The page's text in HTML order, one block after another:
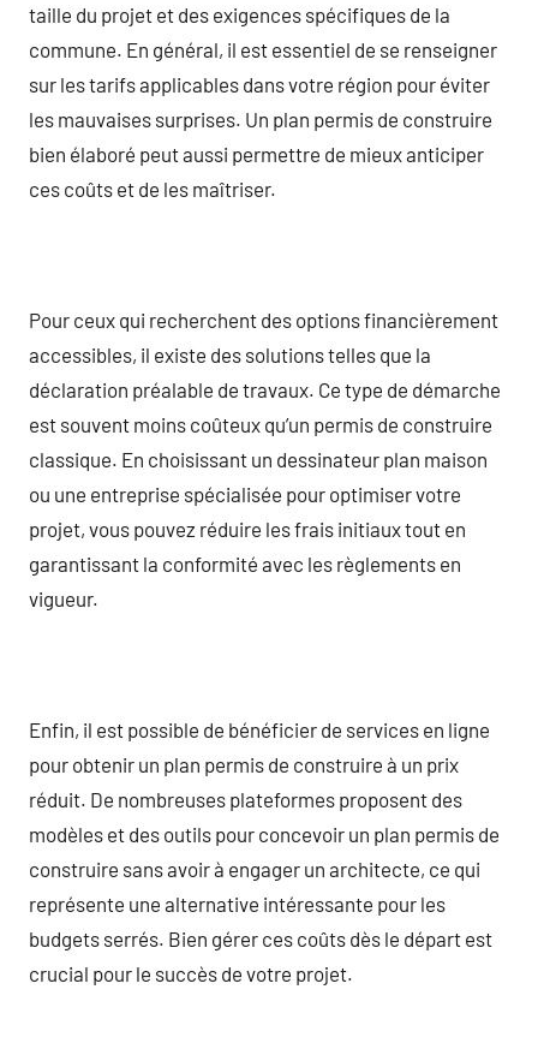
taille du projet et des exigences spécifiques de la
commune. En général, il est essentiel de se renseigner
sur les tarifs applicables dans votre région pour éviter
les mauvaises surprises. Un plan permis de construire
bien élaboré peut aussi permettre de mieux anticiper
ces coûts et de les maîtriser.
Pour ceux qui recherchent des options financièrement
accessibles, il existe des solutions telles que la
déclaration préalable de travaux. Ce type de démarche
est souvent moins coûteux qu’un permis de construire
classique. En choisissant un dessinateur plan maison
ou une entreprise spécialisée pour optimiser votre
projet, vous pouvez réduire les frais initiaux tout en
garantissant la conformité avec les règlements en
vigueur.
Enfin, il est possible de bénéficier de services en ligne
pour obtenir un plan permis de construire à un prix
réduit. De nombreuses plateformes proposent des
modèles et des outils pour concevoir un plan permis de
construire sans avoir à engager un architecte, ce qui
représente une alternative intéressante pour les
budgets serrés. Bien gérer ces coûts dès le départ est
crucial pour le succès de votre projet.